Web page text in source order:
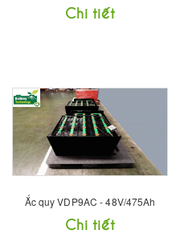
Chi tiết
Ắc quy VDP9AC - 48V/475Ah
Chi tiết